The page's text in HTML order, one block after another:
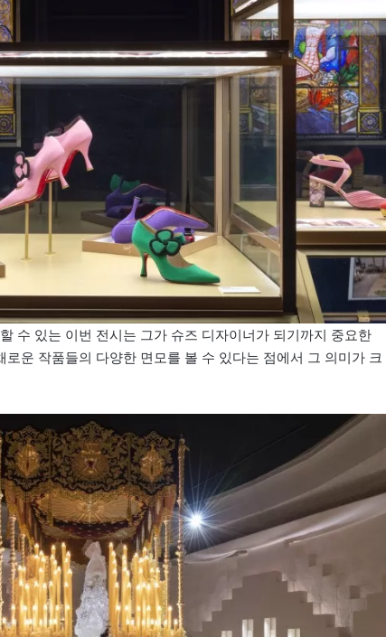
수 있는 이번 전시는 그가 슈즈 디자이너가 되기까지 중요한
운 작품들의 다양한 면모를 볼 수 있다는 점에서 그 의미가 크